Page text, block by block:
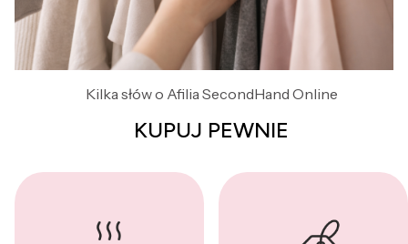
Kilka słów o Afilia SecondHand Online
KUPUJ PEWNIE